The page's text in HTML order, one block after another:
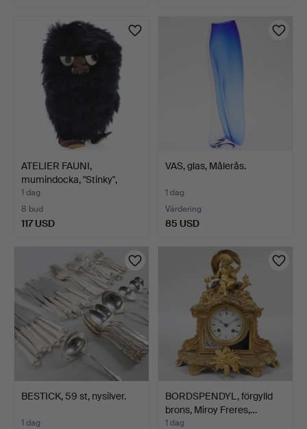
ATELIER FAUNI,
mumindocka, "Stinky",
Finla…
1 dag
8 bud
117 USD
VAS, glas, Målerås.
1 dag
Värdering
85 USD
BESTICK, 59 st, nysilver.
1 dag
BORDSPENDYL, förgylld
brons, Miroy Freres,…
1 dag